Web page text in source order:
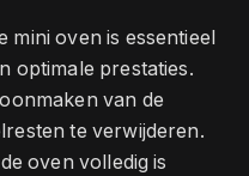
mini oven is essentieel
optimale prestaties.
van de
te verwijderen.
oven volledig is